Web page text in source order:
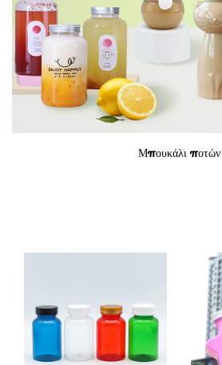
Μπουκάλι ποτών